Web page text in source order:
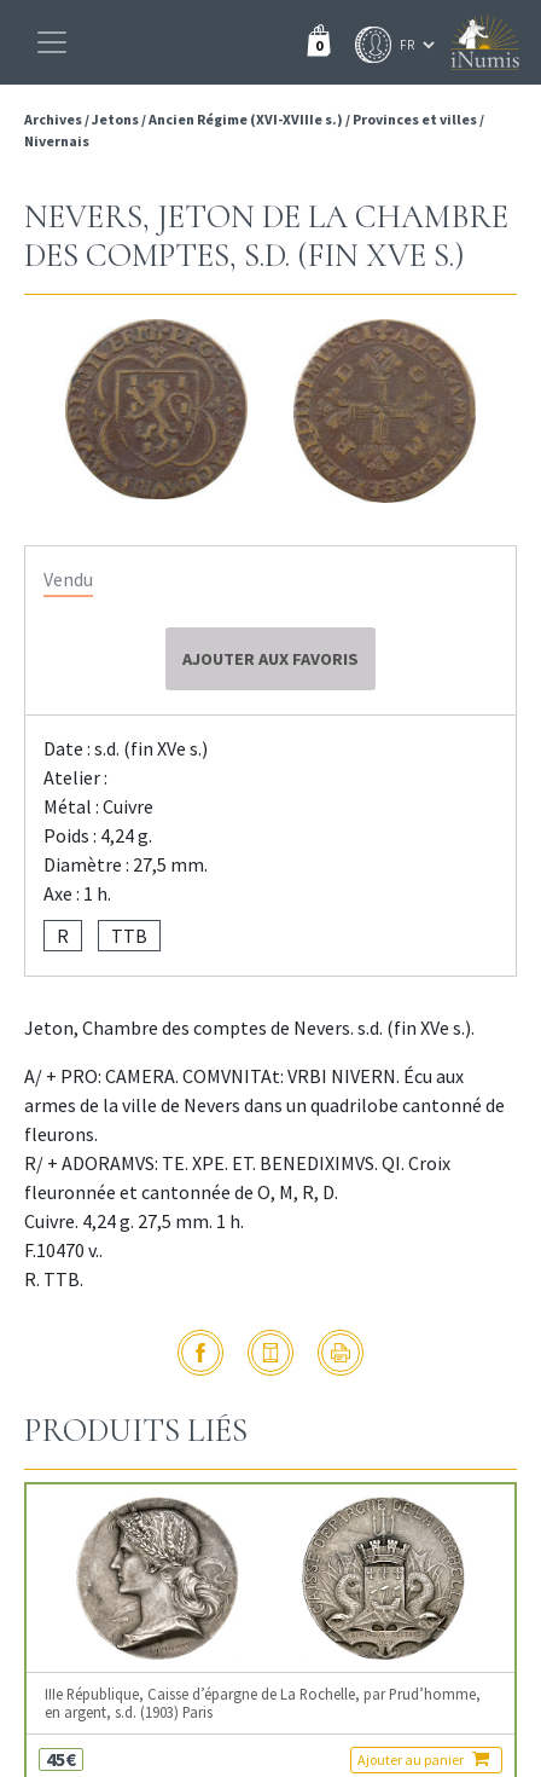
0
Archives/Jetons/Ancien Régime (XVI-XVIIIe s.) / Provinces et villes/
Nivernais
NEVERS, JETON DE LA CHAMBRE
DES COMPTES, S.D. (FIN XVE S.)
Vendu
AJOUTER AUX FAVORIS
Date : s.d. (fin XVe s.)
Atelier :
Métal : Cuivre
Poids : 4,24 g.
Diamètre : 27,5 mm.
Axe : 1 h.
R
TTB
Jeton, Chambre des comptes de Nevers. s.d. (fin XVe s.).
A/ + PRO: CAMERA. COMVNITAt: VRBI NIVERN. Écu aux
armes de la ville de Nevers dans un quadrilobe cantonné de
fleurons.
R/ + ADORAMVS: TE. XPE. ET. BENEDIXIMVS. QI. Croix
fleuronnée et cantonnée de O, M, R, D.
Cuivre. 4,24 g. 27,5 mm. 1 h.
F.10470 v..
R. TTB.
PRODUITS LIÉS
IIIe République, Caisse d’épargne de La Rochelle, par Prud’homme,
en argent, s.d. (1903) Paris
45€ Ajouter au panier